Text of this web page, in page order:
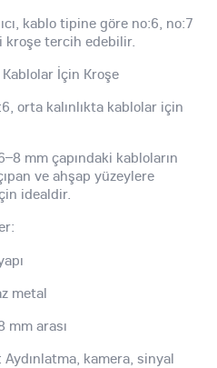
kablo tipine göre no:6, no:7
kroşe tercih edebilir.
Kablolar İçin Kroşe
orta kalınlıkta kablolar için
mm çapındaki kabloların
ve ahşap yüzeylere
idealdir.
metal
mm arası
Aydınlatma, kamera, sinyal